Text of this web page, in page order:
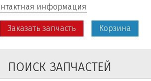
информация
Заказать запчасть Корзина
ПОИСК ЗАПЧАСТЕЙ